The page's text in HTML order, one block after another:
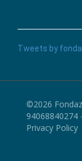
Tweets by
©2026
94068840274
Privacy Policy